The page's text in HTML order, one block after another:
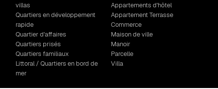
villas
Quartiers en développement
rapide
Quartier d'affaires
Quartiers prisés
Quartiers familiaux
Littoral / Quartiers en bord de
mer
Appartements d'hôtel
Appartement Terrasse
Commerce
Maison de ville
Manoir
Parcelle
Villa